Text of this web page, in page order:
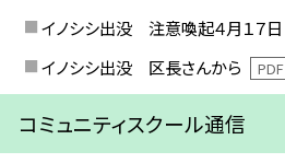
イノシシ出没 注意喚起４月１７日
イノシシ出没 区長さんから PDF
コミュニティスクール通信